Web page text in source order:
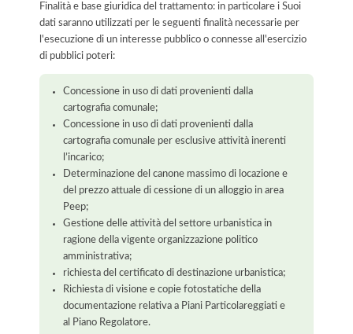
Finalità e base giuridica del trattamento: in particolare i Suoi
dati saranno utilizzati per le seguenti finalità necessarie per
l'esecuzione di un interesse pubblico o connesse all'esercizio
di pubblici poteri:
Concessione in uso di dati provenienti dalla
cartografia comunale;
Concessione in uso di dati provenienti dalla
cartografia comunale per esclusive attività inerenti
l’incarico;
Determinazione del canone massimo di locazione e
del prezzo attuale di cessione di un alloggio in area
Peep;
Gestione delle attività del settore urbanistica in
ragione della vigente organizzazione politico
amministrativa;
richiesta del certificato di destinazione urbanistica;
Richiesta di visione e copie fotostatiche della
documentazione relativa a Piani Particolareggiati e
al Piano Regolatore.